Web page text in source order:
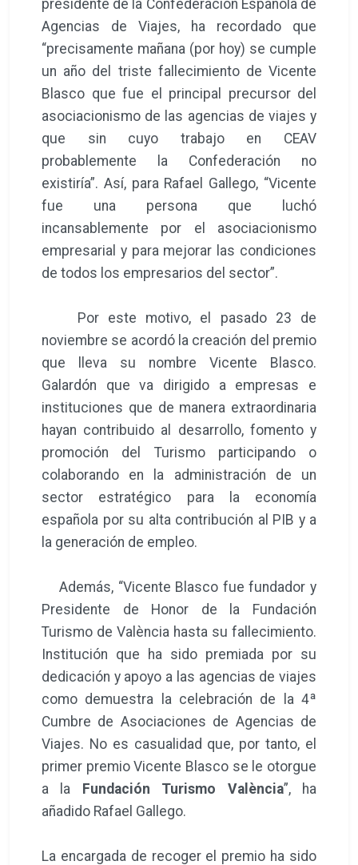
presidente de la Confederación Española de
Agencias de Viajes, ha recordado que
“precisamente mañana (por hoy) se cumple
un año del triste fallecimiento de Vicente
Blasco que fue el principal precursor del
asociacionismo de las agencias de viajes y
que sin cuyo trabajo en CEAV
probablemente la Confederación no
existiría”. Así, para Rafael Gallego, “Vicente
fue una persona que luchó
incansablemente por el asociacionismo
empresarial y para mejorar las condiciones
de todos los empresarios del sector”.
Por este motivo, el pasado 23 de
noviembre se acordó la creación del premio
que lleva su nombre Vicente Blasco.
Galardón que va dirigido a empresas e
instituciones que de manera extraordinaria
hayan contribuido al desarrollo, fomento y
promoción del Turismo participando o
colaborando en la administración de un
sector estratégico para la economía
española por su alta contribución al PIB y a
la generación de empleo.
Además, “Vicente Blasco fue fundador y
Presidente de Honor de la Fundación
Turismo de València hasta su fallecimiento.
Institución que ha sido premiada por su
dedicación y apoyo a las agencias de viajes
como demuestra la celebración de la 4ª
Cumbre de Asociaciones de Agencias de
Viajes. No es casualidad que, por tanto, el
primer premio Vicente Blasco se le otorgue
a la Fundación Turismo València”, ha
añadido Rafael Gallego.
La encargada de recoger el premio ha sido